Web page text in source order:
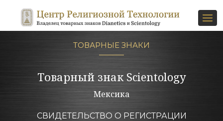
ТОВАРНЫЕ ЗНАКИ
Товарный знак Scientology
Мексика
СВИДЕТЕЛЬСТВО О РЕГИСТРАЦИИ